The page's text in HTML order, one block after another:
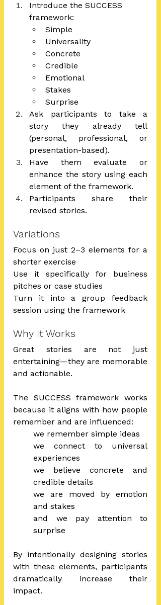
Introduce the SUCCESS
framework:
Simple
Universality
Concrete
Credible
Emotional
Stakes
Surprise
Ask participants to take a
story they already tell
(personal, professional, or
presentation-based).
Have them evaluate or
enhance the story using each
element of the framework.
Participants share their
revised stories.
Variations
Focus on just 2–3 elements for a
shorter exercise
Use it specifically for business
pitches or case studies
Turn it into a group feedback
session using the framework
Why It Works
Great stories are not just
entertaining—they are memorable
and actionable.
The SUCCESS framework works
because it aligns with how people
remember and are influenced:
we remember simple ideas
we connect to universal
experiences
we believe concrete and
credible details
we are moved by emotion
and stakes
and we pay attention to
surprise
By intentionally designing stories
with these elements, participants
dramatically increase their
impact.